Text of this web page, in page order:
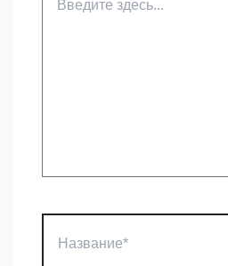
здесь...